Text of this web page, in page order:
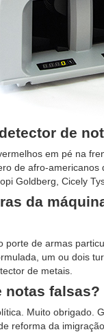
de
em pé na
de afro-
Goldberg, Cicely
da
porte de armas
um ou dois
de metais.
notas falsas?
Muito obrigado.
reforma da